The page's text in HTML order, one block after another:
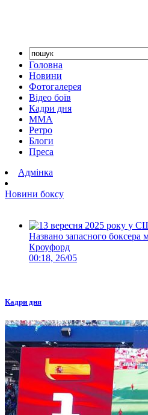
Головна
Новини
Фотогалерея
Відео боїв
Кадри дня
ММА
Ретро
Блоги
Преса
Адмінка
Новини боксу
Названо запасного
Кроуфорд
00:18, 26/05
Кадри дня